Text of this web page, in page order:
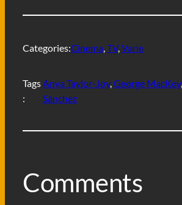
b
k
t
s
p
g
m
i
d
Categories:Cinema, TV, Varie
Tags
:
Anya Taylor-Joy, George MacKey,
Sànchez
Comments